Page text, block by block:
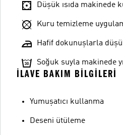
Düşük ısıda makinede
Kuru temizleme
Hafif dokunuşlarla
Soğuk suyla makinede
İLAVE BAKIM BILGILERI
Yumuşatıcı kullanma
Deseni ütüleme